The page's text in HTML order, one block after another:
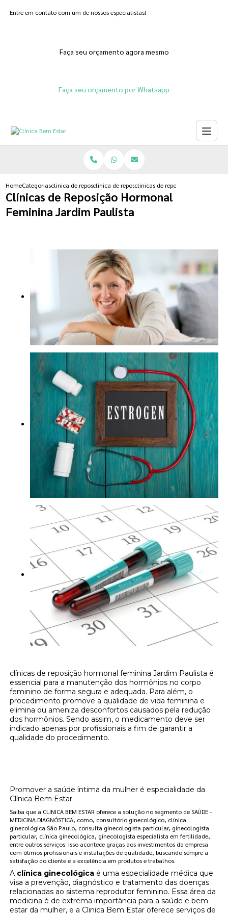
Entre em contato com um de nossos especialistas!
Faça seu orçamento agora mesmo
Faça seu orçamento por Whatsapp
HomeCategoriasclinica de reposicao hormonalclinica de reposicao hormonal para menopausa
clinicas de reposicao hormonal
Clínicas de Reposição Hormonal
Feminina Jardim Paulista
clínicas de reposição hormonal feminina Jardim Paulista é
essencial para a manutenção dos hormônios no corpo
feminino de forma segura e adequada. Para além, o
procedimento promove a qualidade de vida feminina e
elimina ou ameniza desconfortos causados pela redução
dos hormônios. Sendo assim, o medicamento deve ser
indicado apenas por profissionais a fim de garantir a
qualidade do procedimento.
Promover a saúde íntima da mulher é especialidade da
Clínica Bem Estar.
Saiba que a CLINICA BEM ESTAR oferece a solução no segmento de SAÚDE -
MEDICINA DIAGNÓSTICA, como, consultório ginecológico, clínica
ginecológica São Paulo, consulta ginecologista particular, ginecologista
particular, clínica ginecológica, ginecologista especialista em fertilidade,
entre outros serviços. Isso acontece graças aos investimentos da empresa
com ótimos profissionais e instalações de qualidade, buscando sempre a
satisfação do cliente e a excelência em produtos e trabalhos.
A clínica ginecológica é uma especialidade médica que
visa a prevenção, diagnóstico e tratamento das doenças
relacionadas ao sistema reprodutor feminino. Essa área da
medicina é de extrema importância para a saúde e bem-
estar da mulher, e a Clinica Bem Estar oferece serviços de